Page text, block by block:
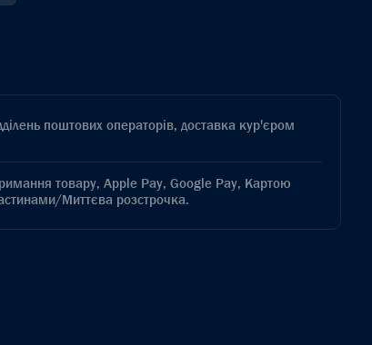
поштових операторів, доставка кур'єром
товару, Apple Pay, Google Pay, Картою
Миттєва розстрочка.